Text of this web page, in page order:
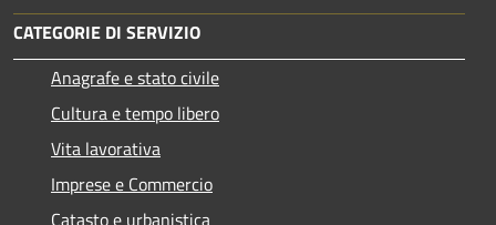
CATEGORIE DI SERVIZIO
Anagrafe e stato civile
Cultura e tempo libero
Vita lavorativa
Imprese e Commercio